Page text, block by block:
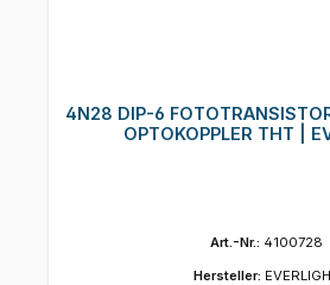
4N28 DIP-6
OPTOKOPPLER THT |
Art.-Nr.: 4100728
Hersteller: